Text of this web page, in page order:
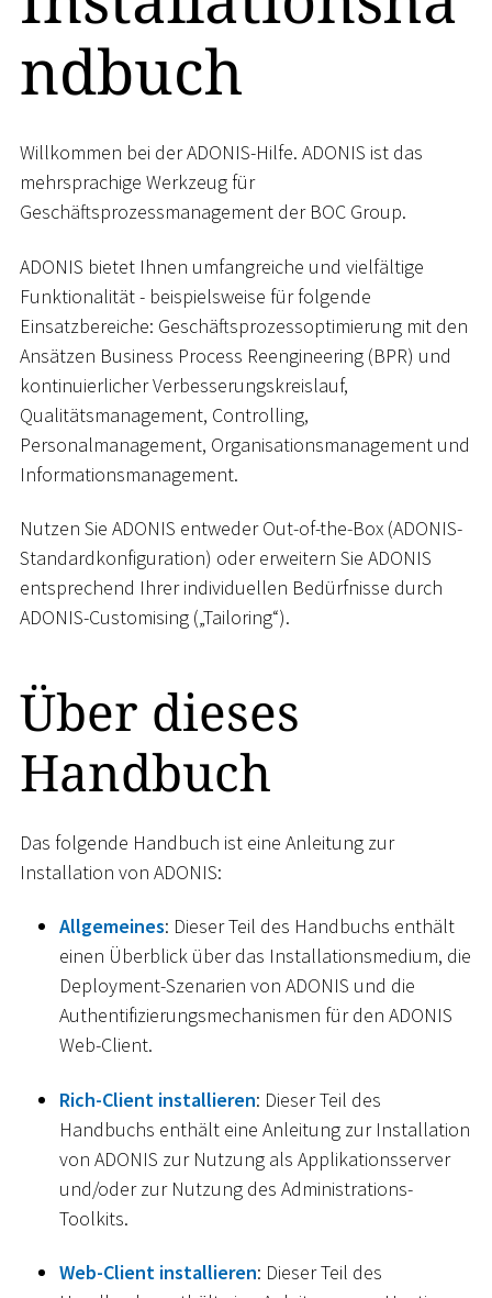
ndbuch
Willkommen bei der ADONIS-Hilfe. ADONIS ist das
mehrsprachige Werkzeug für
Geschäftsprozessmanagement der BOC Group.
ADONIS bietet Ihnen umfangreiche und vielfältige
Funktionalität - beispielsweise für folgende
Einsatzbereiche: Geschäftsprozessoptimierung mit den
Ansätzen Business Process Reengineering (BPR) und
kontinuierlicher Verbesserungskreislauf,
Qualitätsmanagement, Controlling,
Personalmanagement, Organisationsmanagement und
Informationsmanagement.
Nutzen Sie ADONIS entweder Out-of-the-Box (ADONIS-
Standardkonfiguration) oder erweitern Sie ADONIS
entsprechend Ihrer individuellen Bedürfnisse durch
ADONIS-Customising („Tailoring“).
Über dieses
Handbuch
Das folgende Handbuch ist eine Anleitung zur
Installation von ADONIS:
Allgemeines: Dieser Teil des Handbuchs enthält
einen Überblick über das Installationsmedium, die
Deployment-Szenarien von ADONIS und die
Authentifizierungsmechanismen für den ADONIS
Web-Client.
Rich-Client installieren: Dieser Teil des
Handbuchs enthält eine Anleitung zur Installation
von ADONIS zur Nutzung als Applikationsserver
und/oder zur Nutzung des Administrations-
Toolkits.
Web-Client installieren: Dieser Teil des